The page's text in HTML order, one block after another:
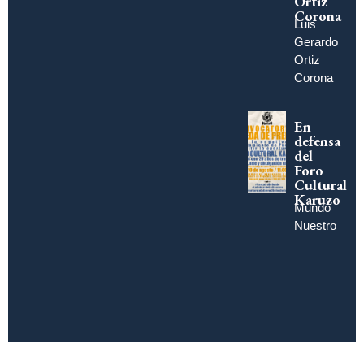
Corona
Luis
Gerardo
Ortiz
Corona
En
defensa
del
Foro
Cultural
Karuzo
Mundo
Nuestro